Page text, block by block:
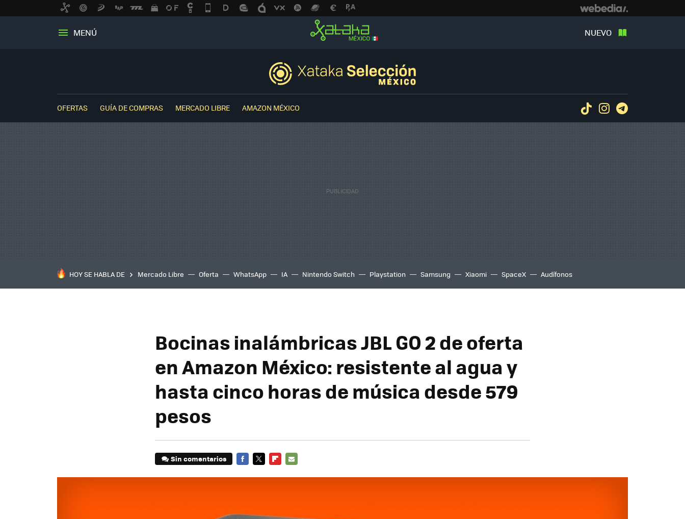
MENÚ NUEVO
OFERTAS GUÍA DE COMPRAS MERCADO LIBRE AMAZON MÉXICO TiktokInstagram
HOY SE HABLA DE Mercado Libre Oferta WhatsApp IA Nintendo Switch Playstation Samsung Xiaomi SpaceX Audífonos
Bocinas inalámbricas JBL GO 2 de oferta
en Amazon México: resistente al agua y
hasta cinco horas de música desde 579
pesos
Sin comentarios